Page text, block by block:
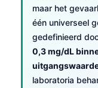
maar het
één universeel
gedefinieerd
0,3 mg/dL
laboratoria
Polski
한국어
Slovenščina
Magyar
Shqip